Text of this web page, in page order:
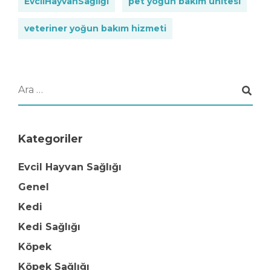
veteriner yoğun bakım hizmeti
Kategoriler
Evcil Hayvan Sağlığı
Genel
Kedi
Kedi Sağlığı
Köpek
Köpek Sağlığı